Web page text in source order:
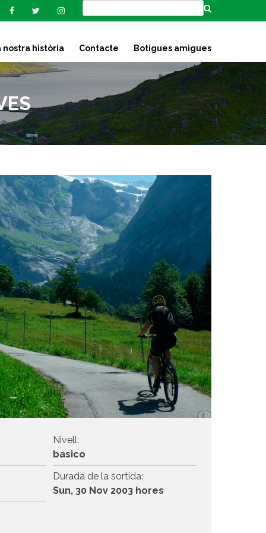
nostra història Contacte Botigues amigues
Nivell:
basico
Durada de la sortida:
Sun, 30 Nov 2003 hores